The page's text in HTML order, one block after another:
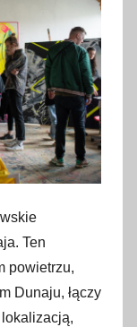
Ten
powietrzu,
Dunaju, łączy